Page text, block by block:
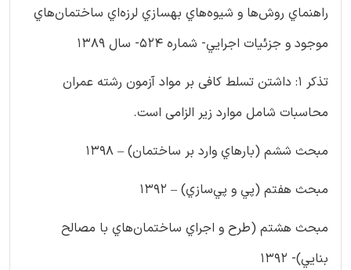
راهنماي روش‌ها و شيوه‌هاي بهسازي لرزه‌اي ساختمان‌هاي
موجود و جزئيات اجرايي- شماره ۵۲۴- سال ۱۳۸۹
تذكر ۱: داشتن تسلط کافی بر مواد آزمون رشته عمران
محاسبات شامل موارد زیر الزامی است.
مبحث ششم (بارهاي وارد بر ساختمان) – ۱۳۹۸
مبحث هفتم (پي و پي‌سازي) – ۱۳۹۲
مبحث هشتم (طرح و اجراي ساختمان‌هاي با مصالح
بنايي)- ۱۳۹۲